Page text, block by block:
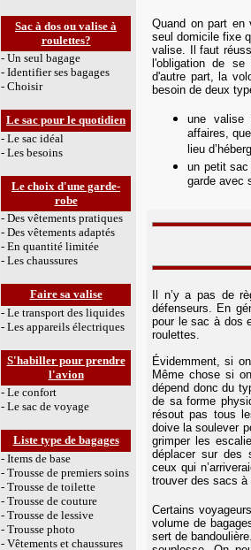
Sac à dos ou valise à
roulettes?
- Un seul bagage
- Identifier ses bagages
- Choisir
Le sac pour le quotidien
- Le sac idéal
- Les besoins
Le choix d'une garde-
robe
- Des vêtements pratiques
- Des vêtements adaptés
- En quantité limitée
- Les chaussures
Faire sa valise
- Le transport des liquides
- Les appareils électriques
S'habiller pour prendre
l'avion
- Le confort
- Le sac de voyage
Liste type de bagages
- Items de base
- Trousse de premiers soins
- Trousse de toilette
- Trousse de couture
- Trousse de lessive
- Trousse photo
- Vêtements et chaussures
Quand on part en
seul domicile fixe
valise. Il faut
l'obligation de
d'autre part, la
besoin de deux
une
affaires,
lieu
un petit
garde avec
Il n’y a pas de
défenseurs. En
pour le sac à dos
roulettes.
Évidemment, si
Même chose si
dépend donc du
de sa forme
résout pas tous
doive la soulever
grimper les
déplacer sur des
ceux qui
trouver des sacs
Certains
volume de
sert de